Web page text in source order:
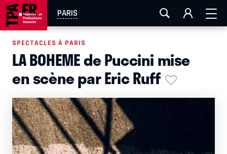
PARIS
AIX-MARSEILLE LA ROCHELLE
EN TOURNÉE
SPECTACLES À PARIS
LA BOHEME de Puccini mise
en scène par Eric Ruff